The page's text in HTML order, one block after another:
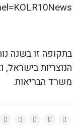
בתקופה זו בשנה
הנוצריות
משרד הבריאות.